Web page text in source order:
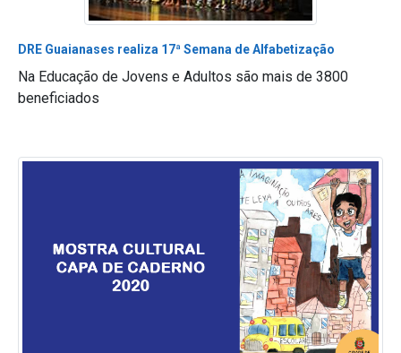
DRE Guaianases realiza 17ª Semana de Alfabetização
Na Educação de Jovens e Adultos são mais de 3800
beneficiados